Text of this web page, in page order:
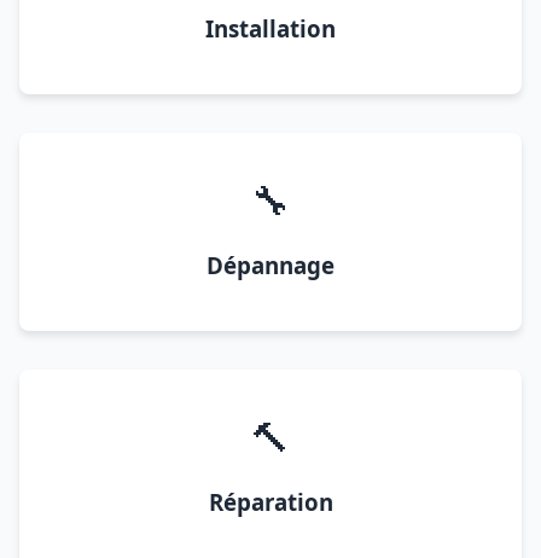
Installation
🔧
Dépannage
🔨
Réparation